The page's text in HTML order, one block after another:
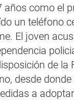
años como el
un teléfono
El joven
de la
desde donde
a